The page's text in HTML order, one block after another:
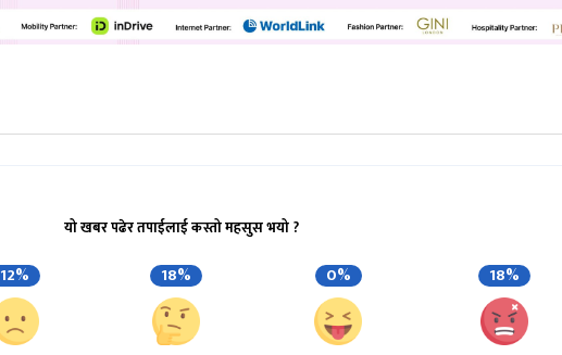
यो खबर पढेर तपाईलाई कस्तो महसुस भयो ?
12% 18% 0% 18%